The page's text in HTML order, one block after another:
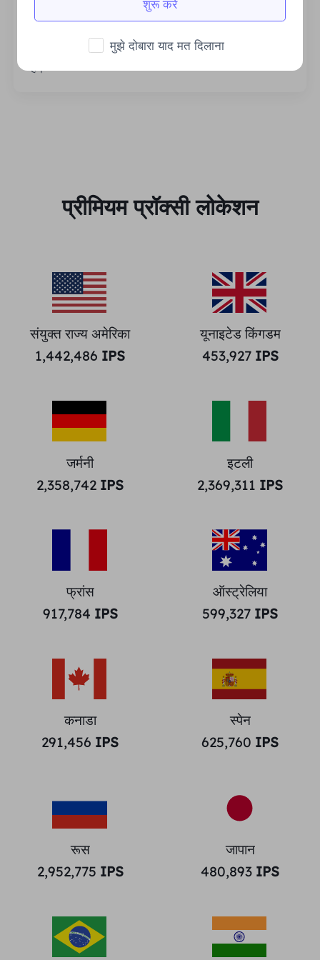
स्थिर एवं कुशल
प्रचुर मात्रा में बैंडविड्थ व्यावसायिक मांगों का समर्थन करता
है।
प्रीमियम प्रॉक्सी लोकेशन
संयुक्त राज्य अमेरिका
1,442,486 IPS
यूनाइटेड किंगडम
453,927IPS
जर्मनी
2,358,742 IPS
इटली
2,369,311 IPS
फ्रांस
917,784 IPS
ऑस्ट्रेलिया
599,327 IPS
कनाडा
291,456 IPS
स्पेन
625,760 IPS
रूस
2,952,775 IPS
जापान
480,893 IPS
शुरू करें
मुझे दोबारा याद मत दिलाना